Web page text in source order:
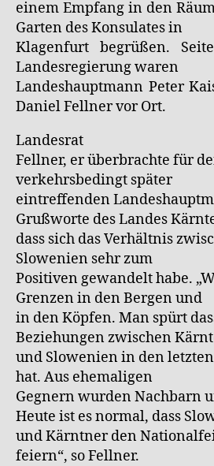
einem Empfang in den
Garten des Konsulates in
Klagenfurt begrüßen.
Landesregierung waren
Landeshauptmann Peter
Daniel Fellner vor Ort.
Landesrat
Fellner, er überbrachte für
verkehrsbedingt später
eintreffenden
Grußworte des Landes
dass sich das Verhältnis
Slowenien sehr zum
Positiven gewandelt habe.
Grenzen in den Bergen und
in den Köpfen. Man spürt
Beziehungen zwischen
und Slowenien in den
hat. Aus ehemaligen
Gegnern wurden Nachbarn
Heute ist es normal, dass
und Kärntner den
feiern“, so Fellner.